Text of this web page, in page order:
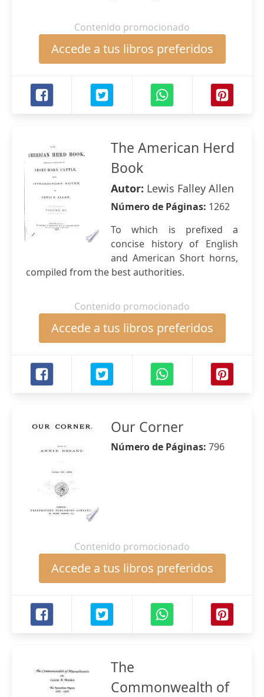
Contenido promocionado
Accede a tus libros preferidos
The American Herd
Book
Autor: Lewis Falley Allen
Número de Páginas: 1262
To which is prefixed a
concise history of English
and American Short horns,
compiled from the best authorities.
Contenido promocionado
Accede a tus libros preferidos
Our Corner
Número de Páginas: 796
Contenido promocionado
Accede a tus libros preferidos
The
Commonwealth of